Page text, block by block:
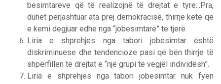
besimtarëve që të realizojnë të drejtat e tyre...Pra,
duhet përjashtuar ata prej demokracisë, thirrje këtë që
e kemi dëgjuar edhe nga “jobesimtarë” të tjerë.
Liria e shprehjes nga tabori jobesimtar është
diskriminuese dhe tendencioze pasi që bën thirrje të
shpërfillen të drejtat e “një grupi të vegjël individësh”.
Liria e shprehjes nga tabori jobesimtar nuk fyen